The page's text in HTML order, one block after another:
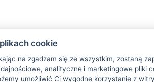
cookie
na zgadzam się ze wszystkim, zostaną
analityczne i marketingowe pliki
umożliwić Ci wygodne korzystanie z